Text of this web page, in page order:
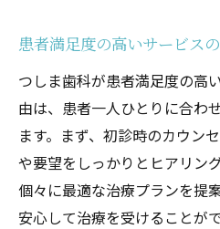
患者満足度の高いサービス
つしま歯科が患者満足度の高
由は、患者一人ひとりに合わ
ます。まず、初診時のカウン
や要望をしっかりとヒアリン
個々に最適な治療プランを提
安心して治療を受けることが